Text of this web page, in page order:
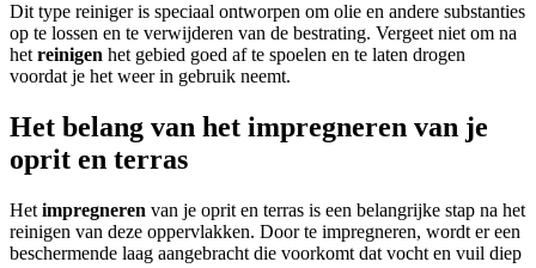
Dit type reiniger is speciaal ontworpen om olie en andere substanties
op te lossen en te verwijderen van de bestrating. Vergeet niet om na
het reinigen het gebied goed af te spoelen en te laten drogen
voordat je het weer in gebruik neemt.
Het belang van het impregneren van je
oprit en terras
Het impregneren van je oprit en terras is een belangrijke stap na het
reinigen van deze oppervlakken. Door te impregneren, wordt er een
beschermende laag aangebracht die voorkomt dat vocht en vuil diep